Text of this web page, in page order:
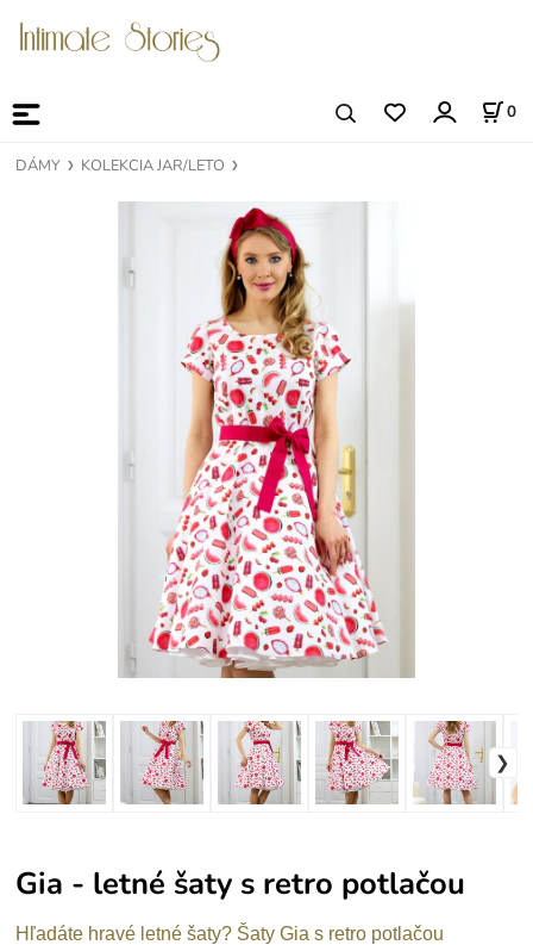
0
DÁMY KOLEKCIA JAR/LETO
Gia - letné šaty s retro potlačou
Hľadáte hravé letné šaty? Šaty Gia s retro potlačou